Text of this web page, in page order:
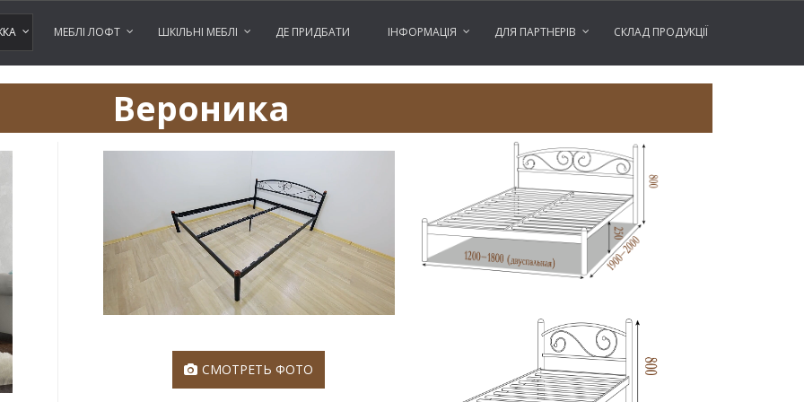
МЕБЛІ ЛОФТ ШКІЛЬНІ МЕБЛІ ДЕ ПРИДБАТИ ІНФОРМАЦІЯ ДЛЯ ПАРТНЕРІВ СКЛАД ПРОДУКЦІЇ
Вероника
СМОТРЕТЬ ФОТО